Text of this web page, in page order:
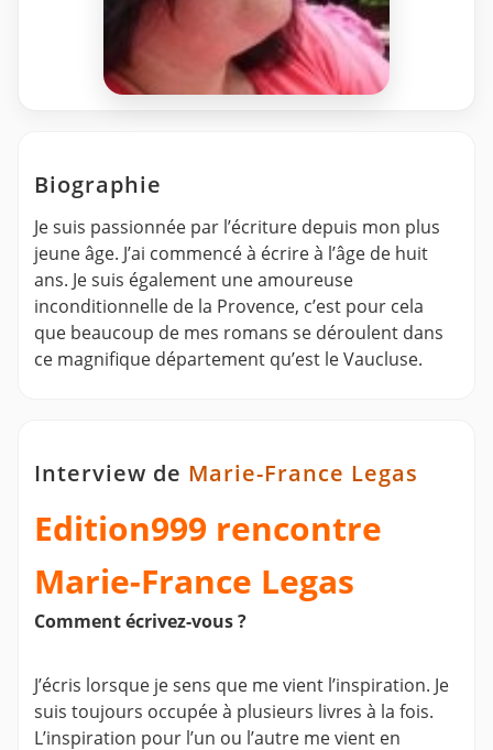
Biographie
Je suis passionnée par l’écriture depuis mon plus
jeune âge. J’ai commencé à écrire à l’âge de huit
ans. Je suis également une amoureuse
inconditionnelle de la Provence, c’est pour cela
que beaucoup de mes romans se déroulent dans
ce magnifique département qu’est le Vaucluse.
Interview de Marie-France Legas
Edition999 rencontre
Marie-France Legas
Comment écrivez-vous ?
J’écris lorsque je sens que me vient l’inspiration. Je
suis toujours occupée à plusieurs livres à la fois.
L’inspiration pour l’un ou l’autre me vient en